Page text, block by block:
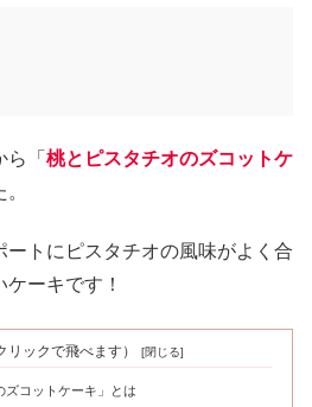
「 桃とピスタチオのズコットケ
ートにピスタチオの風味がよく合
ーキです！
リックで飛べます）
ズコットケーキ」とは